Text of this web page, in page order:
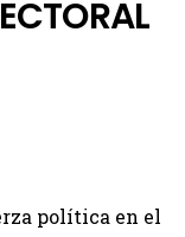
política en el